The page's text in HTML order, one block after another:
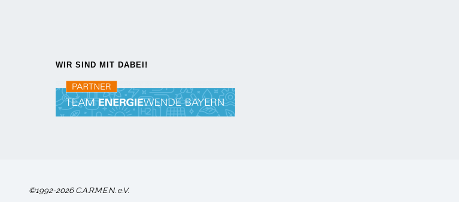
WIR SIND MIT DABEI!
©1992-2026 C.A.R.M.E.N. e.V.